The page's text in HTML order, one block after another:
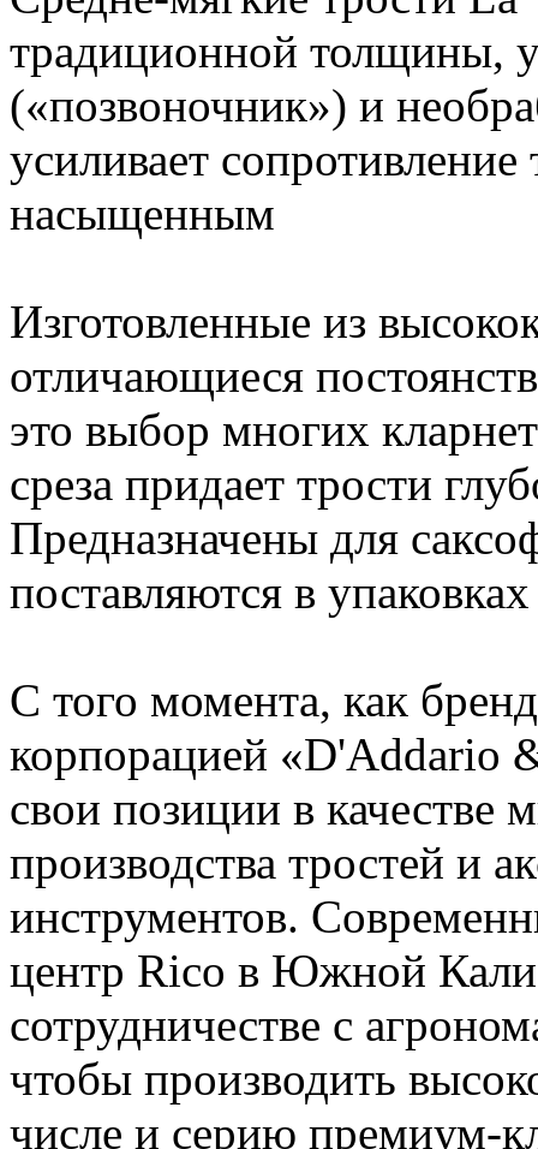
традиционной толщины,
(«позвоночник») и
усиливает сопротивление
насыщенным
Изготовленные из
отличающиеся
это выбор многих
среза придает трости
Предназначены для
поставляются в
С того момента, как
корпорацией «D'Addario
свои позиции в качестве
производства тростей и
инструментов.
центр Rico в Южной
сотрудничестве с
чтобы производить
числе и серию премиум-